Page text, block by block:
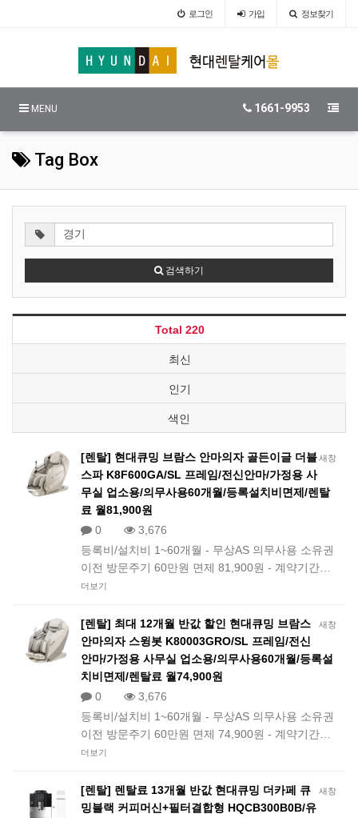
로그인 가입 정보찾기
MENU 1661-9953
Tag Box
검색하기
Total 220
최신
인기
색인
새창
[렌탈] 현대큐밍 브람스 안마의자 골든이글 더블
스파 K8F600GA/SL 프레임/전신안마/가정용 사
무실 업소용/의무사용60개월/등록설치비면제/렌탈
료 월81,900원
0
3,676
등록비/설치비 1~60개월 - 무상AS 의무사용 소유권
이전 방문주기 60만원 면제 81,900원 - 계약기간…
더보기
새창
[렌탈] 최대 12개월 반값 할인 현대큐밍 브람스
안마의자 스윙봇 K80003GRO/SL 프레임/전신
안마/가정용 사무실 업소용/의무사용60개월/등록설
치비면제/렌탈료 월74,900원
0
3,676
등록비/설치비 1~60개월 - 무상AS 의무사용 소유권
이전 방문주기 60만원 면제 74,900원 - 계약기간…
더보기
새창
[렌탈] 렌탈료 13개월 반값 현대큐밍 더카페 큐
밍블랙 커피머신+필터결합형 HQCB300B0B/유